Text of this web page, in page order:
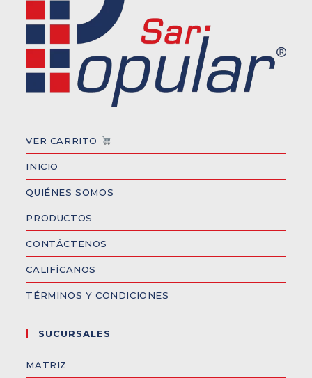
VER CARRITO
INICIO
QUIÉNES SOMOS
PRODUCTOS
CONTÁCTENOS
CALIFÍCANOS
TÉRMINOS Y CONDICIONES
SUCURSALES
MATRIZ